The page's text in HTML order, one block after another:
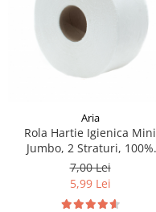
Aria
Rola Hartie Igienica Mini
Jumbo, 2 Straturi, 100%
Celuloza
7,00 Lei
5,99 Lei